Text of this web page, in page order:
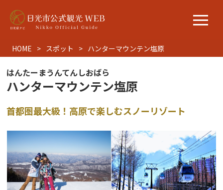
HOME スポット ハンターマウンテン塩原
はんたーまうんてんしおばら
ハンターマウンテン塩原
首都圏最大級！高原で楽しむスノーリゾート